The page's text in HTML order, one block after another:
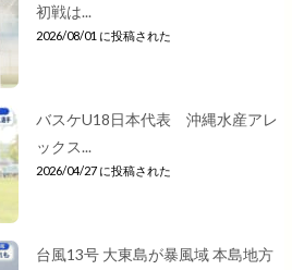
初戦は...
2026/08/01 に投稿された
バスケU18日本代表 沖縄水産アレ
ックス...
2026/04/27 に投稿された
台風13号 大東島が暴風域 本島地方